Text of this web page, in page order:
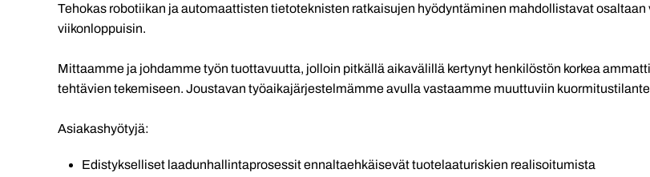
Tehokas robotiikan ja automaattisten tietoteknisten ratkaisujen hyödyntäminen mahdollistavat
viikonloppuisin.
Mittaamme ja johdamme työn tuottavuutta, jolloin pitkällä aikavälillä kertynyt henkilöstön korkea
tehtävien tekemiseen. Joustavan työaikajärjestelmämme avulla vastaamme muuttuviin
Asiakashyötyjä:
Edistykselliset laadunhallintaprosessit ennaltaehkäisevät tuotelaaturiskien realisoitumista